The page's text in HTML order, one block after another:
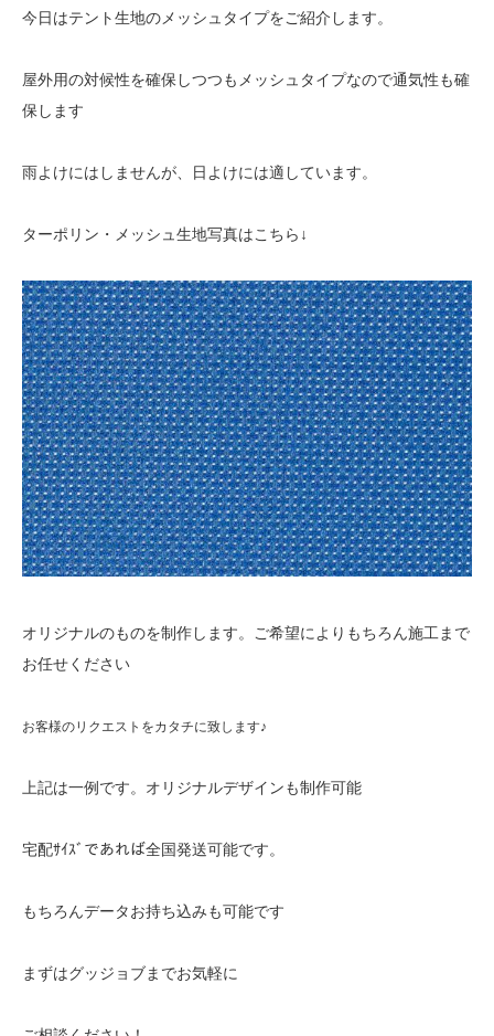
今日はテント生地のメッシュタイプをご紹介します。
屋外用の対候性を確保しつつもメッシュタイプなので通気性も確
保します
雨よけにはしませんが、日よけには適しています。
ターポリン・メッシュ生地写真はこちら↓
オリジナルのものを制作します。ご希望によりもちろん施工まで
お任せください
お客様のリクエストをカタチに致します♪
上記は一例です。オリジナルデザインも制作可能
宅配ｻｲｽﾞであれば全国発送可能です。
もちろんデータお持ち込みも可能です
まずはグッジョブまでお気軽に